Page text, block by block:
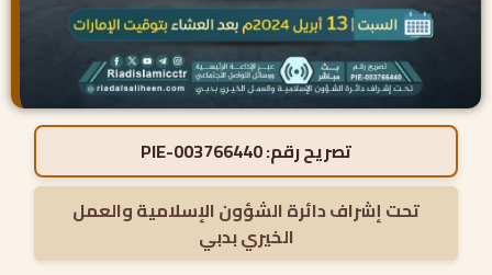
تصريح رقم:PIE-003766440
تحت إشراف دائرة الشؤون الإسلامية والعمل
الخيري بدبي